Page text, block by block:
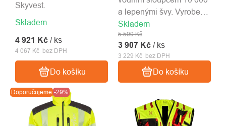
Skladem
4 067 Kč bez DPH
4 921 Kč / ks
Do košíku
Skyvest.
Skladem
3 229 Kč bez DPH
5 590 Kč
3 907 Kč / ks
Do košíku
a lepenými švy. Vyrobena
z odolného materiálu. Je
vhodná pro práci ve
výškách
Doporučujeme -29%